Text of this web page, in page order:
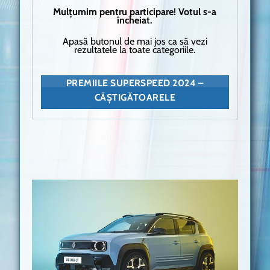
Mulțumim pentru participare! Votul s-a
încheiat.
Apasă butonul de mai jos ca să vezi
rezultatele la toate categoriile.
PREMIILE SUPERSPEED 2024 –
CÂȘTIGĂTOARELE